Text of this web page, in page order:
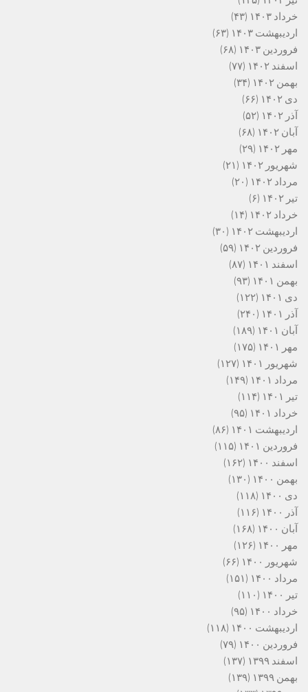
خرداد ۱۴۰۳
(۴۳)
اردیبهشت ۱۴۰۳
(۶۳)
فروردین ۱۴۰۳
(۶۸)
اسفند ۱۴۰۲
(۷۷)
بهمن ۱۴۰۲
(۳۴)
دی ۱۴۰۲
(۶۶)
آذر ۱۴۰۲
(۵۲)
آبان ۱۴۰۲
(۶۸)
مهر ۱۴۰۲
(۲۹)
شهریور ۱۴۰۲
(۲۱)
مرداد ۱۴۰۲
(۲۰)
تیر ۱۴۰۲
(۶)
خرداد ۱۴۰۲
(۱۴)
اردیبهشت ۱۴۰۲
(۳۰)
فروردین ۱۴۰۲
(۵۹)
اسفند ۱۴۰۱
(۸۷)
بهمن ۱۴۰۱
(۹۳)
دی ۱۴۰۱
(۱۲۲)
آذر ۱۴۰۱
(۲۴۰)
آبان ۱۴۰۱
(۱۸۹)
مهر ۱۴۰۱
(۱۷۵)
شهریور ۱۴۰۱
(۱۲۷)
مرداد ۱۴۰۱
(۱۴۹)
تیر ۱۴۰۱
(۱۱۴)
خرداد ۱۴۰۱
(۹۵)
اردیبهشت ۱۴۰۱
(۸۶)
فروردین ۱۴۰۱
(۱۱۵)
اسفند ۱۴۰۰
(۱۶۲)
بهمن ۱۴۰۰
(۱۳۰)
دی ۱۴۰۰
(۱۱۸)
آذر ۱۴۰۰
(۱۱۶)
آبان ۱۴۰۰
(۱۶۸)
مهر ۱۴۰۰
(۱۲۶)
شهریور ۱۴۰۰
(۶۶)
مرداد ۱۴۰۰
(۱۵۱)
تیر ۱۴۰۰
(۱۱۰)
خرداد ۱۴۰۰
(۹۵)
اردیبهشت ۱۴۰۰
(۱۱۸)
فروردین ۱۴۰۰
(۷۹)
اسفند ۱۳۹۹
(۱۳۷)
بهمن ۱۳۹۹
(۱۳۹)